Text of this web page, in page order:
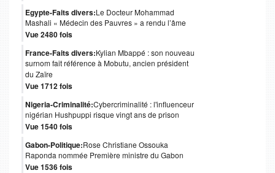
Egypte-Faits divers:Le Docteur Mohammad
Mashali « Médecin des Pauvres » a rendu l’âme
Vue 2480 fois
France-Faits divers:Kylian Mbappé : son nouveau
surnom fait référence à Mobutu, ancien président
du Zaïre
Vue 1712 fois
Nigeria-Criminalité:Cybercriminalité : l'influenceur
nigérian Hushpuppi risque vingt ans de prison
Vue 1540 fois
Gabon-Politique:Rose Christiane Ossouka
Raponda nommée Première ministre du Gabon
Vue 1536 fois